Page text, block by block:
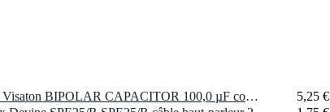
1 x Visaton BIPOLAR CAPACITOR 100,0 µF composant pour enceinte
5,25 €